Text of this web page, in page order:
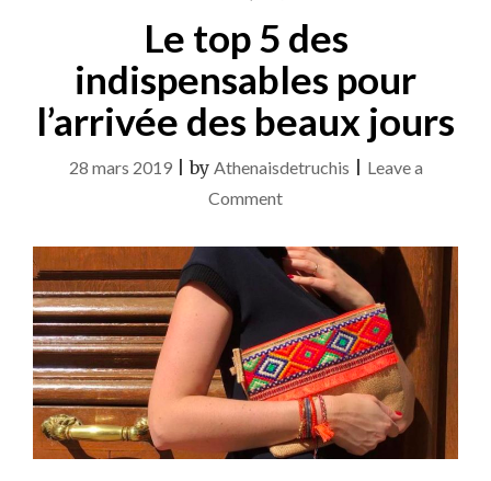
Le top 5 des
indispensables pour
l’arrivée des beaux jours
28 mars 2019|by Athenaisdetruchis
Leave a
Commenton
top
des
indispensables
pour
l’arrivée
des